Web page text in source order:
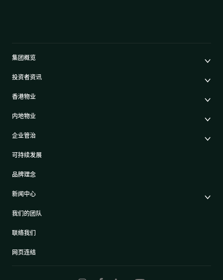
倚南
香港仔及鸭脷洲鸭脷洲大街68号
南首
马头角南角道8号
迎海第一期
马鞍山乌溪沙路8号
集团概览
集团架构
我们的创办人
50周年
内地业务
物业相关业务
奖项及荣誉
投资者资讯
股东周年大会文件
中期报告/年报及可持续发展报告
以电子方式发布公司通讯之安排
证券变动报表
香港物业
其他物业
香港出租物业
内地物业
内地出租物业
过去主要发展项目
企业管治
集团政策
可持续发展
品牌理念
新闻中心
集团消息
我们的团队
联络我们
网页连结